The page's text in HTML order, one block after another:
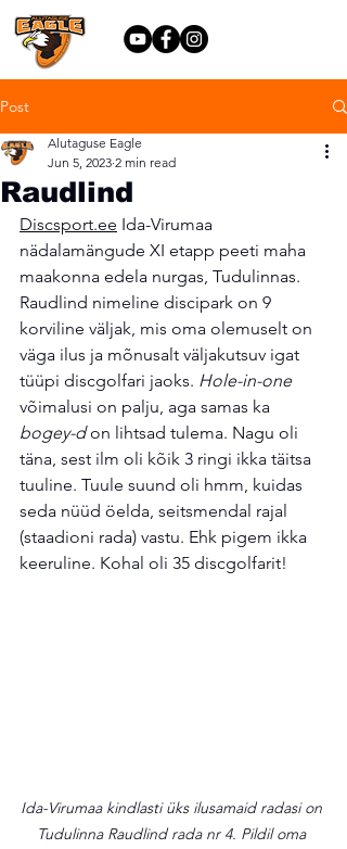
Post
Raudlind
Alutaguse Eagle
Jun 5, 2023 2 min read
Discsport.ee Ida-Virumaa
nädalamängude XI etapp peeti maha
maakonna edela nurgas, Tudulinnas.
Raudlind nimeline discipark on 9
korviline väljak, mis oma olemuselt on
väga ilus ja mõnusalt väljakutsuv igat
tüüpi discgolfari jaoks. Hole-in-one
võimalusi on palju, aga samas ka
bogey-d on lihtsad tulema. Nagu oli
täna, sest ilm oli kõik 3 ringi ikka täitsa
tuuline. Tuule suund oli hmm, kuidas
seda nüüd öelda, seitsmendal rajal
(staadioni rada) vastu. Ehk pigem ikka
keeruline. Kohal oli 35 discgolfarit!
Ida-Virumaa kindlasti üks ilusamaid radasi on
Tudulinna Raudlind rada nr 4. Pildil oma